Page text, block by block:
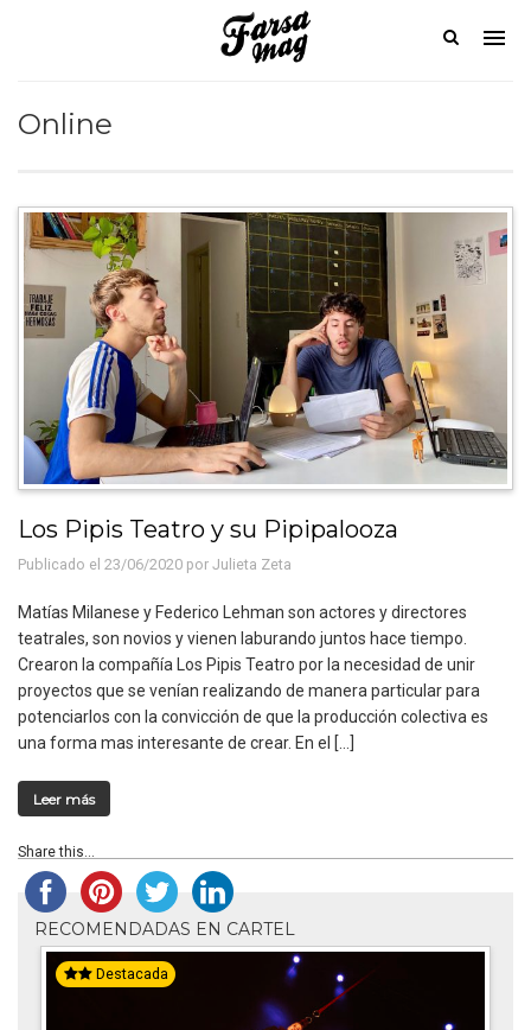
Online
Los Pipis Teatro y su Pipipalooza
Publicado el 23/06/2020 por Julieta Zeta
Matías Milanese y Federico Lehman son actores y directores
teatrales, son novios y vienen laburando juntos hace tiempo.
Crearon la compañía Los Pipis Teatro por la necesidad de unir
proyectos que se venían realizando de manera particular para
potenciarlos con la convicción de que la producción colectiva es
una forma mas interesante de crear. En el […]
Leer más
Share this...
RECOMENDADAS EN CARTEL
Destacada